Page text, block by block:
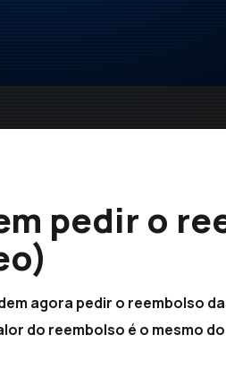
pedir o
agora pedir o reembolso
do reembolso é o mesmo